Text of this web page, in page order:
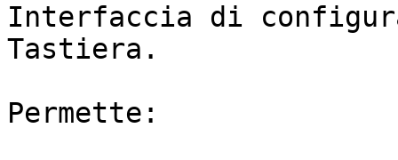
Interfaccia di
Tastiera.
Permette: